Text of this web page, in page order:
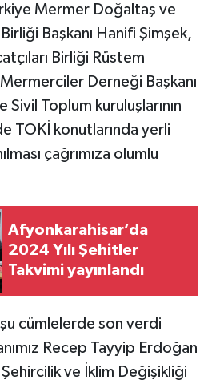
Mermer Doğaltaş ve
Başkanı Hanifi Şimşek,
Birliği Rüstem
Derneği Başkanı
Toplum kuruluşlarının
TOKİ konutlarında yerli
çağrımıza olumlu
Afyonkarahisar’da
2024 Yılı Şehitler
Takvimi yayınlandı
cümlelerde son verdi
Recep Tayyip Erdoğan
ve İklim Değişikliği